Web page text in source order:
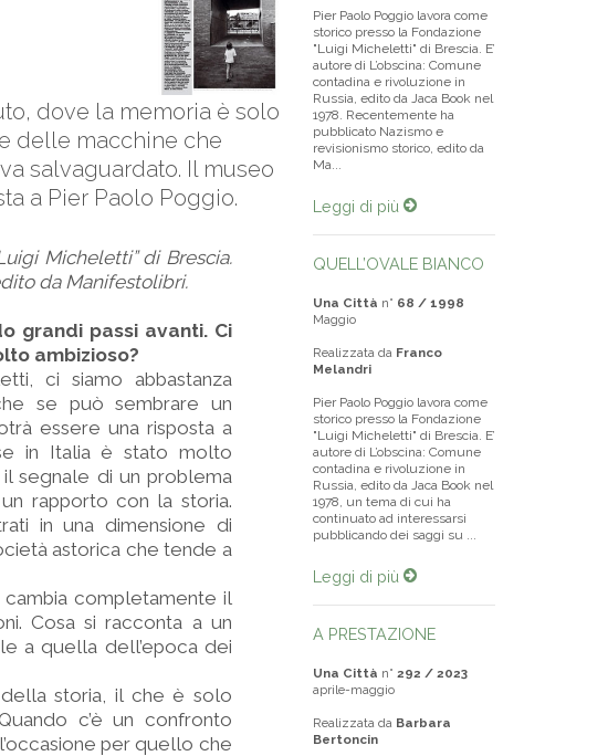
dove la memoria è solo
delle macchine che
salvaguardato. Il museo
a Pier Paolo Poggio.
Micheletti” di Brescia.
da Manifestolibri.
grandi passi avanti. Ci
ambizioso?
ci siamo abbastanza
se può sembrare un
essere una risposta a
in Italia è stato molto
segnale di un problema
rapporto con la storia.
in una dimensione di
astorica che tende a
cambia completamente il
Cosa si racconta a un
a quella dell’epoca dei
storia, il che è solo
c’è un confronto
per quello che
Pier Paolo Poggio lavora come
storico presso la Fondazione
"Luigi Micheletti" di Brescia. E’
autore di L’obscina: Comune
contadina e rivoluzione in
Russia, edito da Jaca Book nel
1978. Recentemente ha
pubblicato Nazismo e
revisionismo storico, edito da
Ma...
Leggi di più
QUELL’OVALE BIANCO
Una Città n° 68 / 1998
Maggio
Realizzata da Franco
Melandri
Pier Paolo Poggio lavora come
storico presso la Fondazione
"Luigi Micheletti" di Brescia. E’
autore di L’obscina: Comune
contadina e rivoluzione in
Russia, edito da Jaca Book nel
1978, un tema di cui ha
continuato ad interessarsi
pubblicando dei saggi su ...
Leggi di più
A PRESTAZIONE
Una Città n° 292 / 2023
aprile-maggio
Realizzata da Barbara
Bertoncin